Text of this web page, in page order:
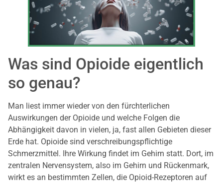
Was sind Opioide eigentlich
so genau?
Man liest immer wieder von den fürchterlichen
Auswirkungen der Opioide und welche Folgen die
Abhängigkeit davon in vielen, ja, fast allen Gebieten dieser
Erde hat. Opioide sind verschreibungspflichtige
Schmerzmittel. Ihre Wirkung findet im Gehirn statt. Dort, im
zentralen Nervensystem, also im Gehirn und Rückenmark,
wirkt es an bestimmten Zellen, die Opioid-Rezeptoren auf